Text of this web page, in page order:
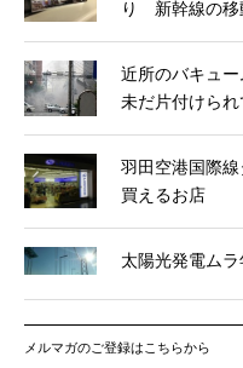
り 新幹線の移
近所のバキュ
未だ片付けら
羽田空港国際
買えるお店
太陽光発電ム
メルマガのご登録はこちらから